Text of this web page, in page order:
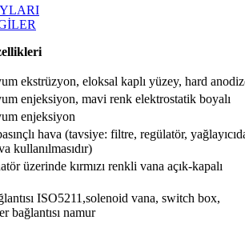
ekstrüzyon, eloksal kaplı yüzey, hard
enjeksiyon, mavi renk elektrostatik boyalı
enjeksiyon
hava (tavsiye: filtre, regülatör,
kullanılmasıdır)
üzerinde kırmızı renkli vana açık-kapalı
ISO5211,solenoid vana, switch box,
bağlantısı namur